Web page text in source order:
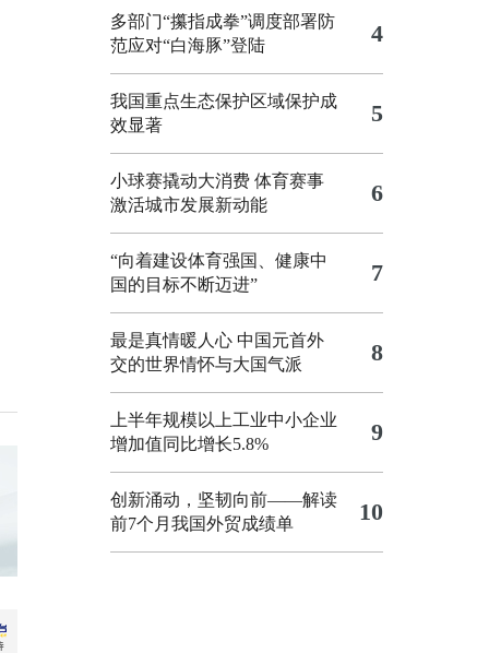
多部门“攥指成拳”调度部署防
范应对“白海豚”登陆
4
我国重点生态保护区域保护成
效显著
5
小球赛撬动大消费 体育赛事
激活城市发展新动能
6
“向着建设体育强国、健康中
国的目标不断迈进”
7
最是真情暖人心 中国元首外
交的世界情怀与大国气派
8
上半年规模以上工业中小企业
增加值同比增长5.8%
9
创新涌动，坚韧向前——解读
前7个月我国外贸成绩单
10